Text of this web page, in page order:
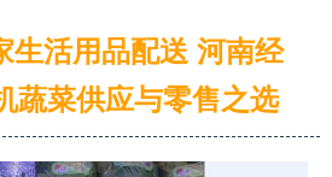
生活用品配送 河南经
蔬菜供应与零售之选